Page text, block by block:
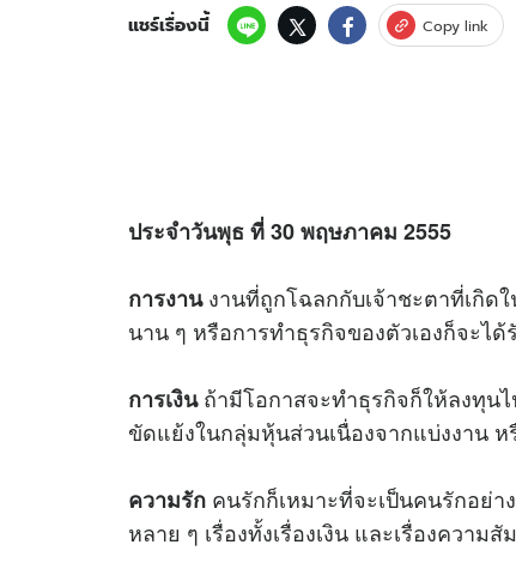
แชร์เรื่องนี้ Copy link
ประจำวันพุธ ที่ 30 พฤษภาคม 2555
การงานงานที่ถูกโฉลกกับเจ้าชะตาที่เกิด
นาน ๆ หรือการทำธุรกิจของตัวเองก็จะได้
การเงินถ้ามีโอกาสจะทำธุรกิจก็ให้ลงทุน
ขัดแย้งในกลุ่มหุ้นส่วนเนื่องจากแบ่งงาน
ความรัก คนรักก็เหมาะที่จะเป็นคนรักอย่า
หลาย ๆ เรื่องทั้งเรื่องเงิน และเรื่องความ